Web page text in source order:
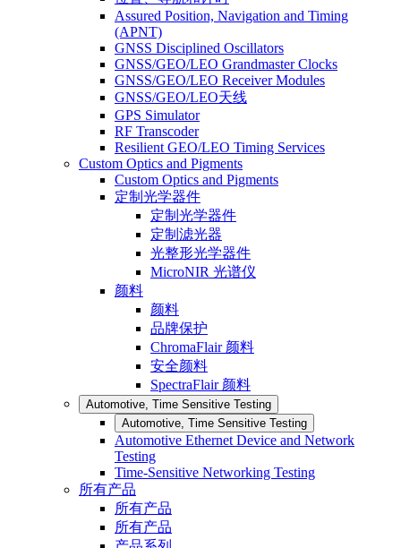
Assured Position, Navigation and Timing
(APNT)
GNSS Disciplined Oscillators
GNSS/GEO/LEO Grandmaster Clocks
GNSS/GEO/LEO Receiver Modules
GNSS/GEO/LEO天线
GPS Simulator
RF Transcoder
Resilient GEO/LEO Timing Services
Custom Optics and Pigments
Custom Optics and Pigments
定制光学器件
定制光学器件
定制滤光器
光整形光学器件
MicroNIR 光谱仪
颜料
颜料
品牌保护
ChromaFlair 颜料
安全颜料
SpectraFlair 颜料
Automotive, Time Sensitive Testing
Automotive, Time Sensitive Testing
Automotive Ethernet Device and Network
Testing
Time-Sensitive Networking Testing
所有产品
所有产品
所有产品